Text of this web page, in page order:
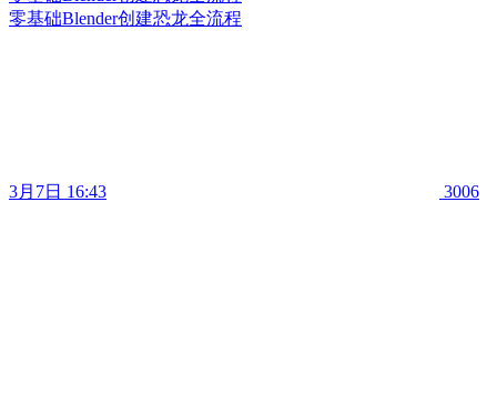
零基础Blender创建恐龙全流程
3月7日 16:43 3006